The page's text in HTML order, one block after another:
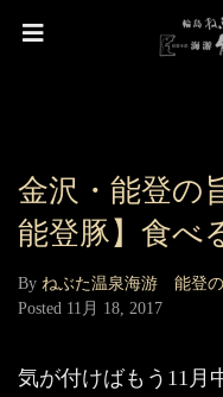
金沢・能登の
能登豚】食べ
By ねぶた温泉海游 能登
Posted 11月 18, 2017
気が付けばもう11月